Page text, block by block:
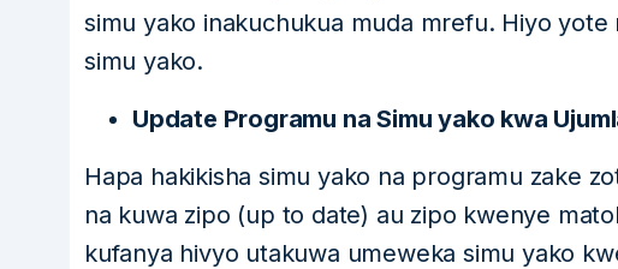
simu yako inakuchukua muda mrefu. Hiyo
simu yako.
Update Programu na Simu yako kwa
Hapa hakikisha simu yako na programu zake
na kuwa zipo (up to date) au zipo kwenye
kufanya hivyo utakuwa umeweka simu yako